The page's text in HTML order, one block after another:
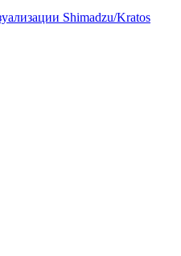
Shimadzu/Kratos